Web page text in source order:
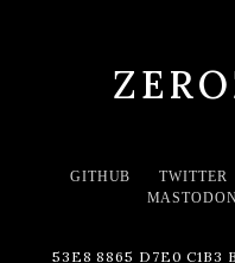
GITHUB TWITTER
53E8 8865 D7E0 C1B3